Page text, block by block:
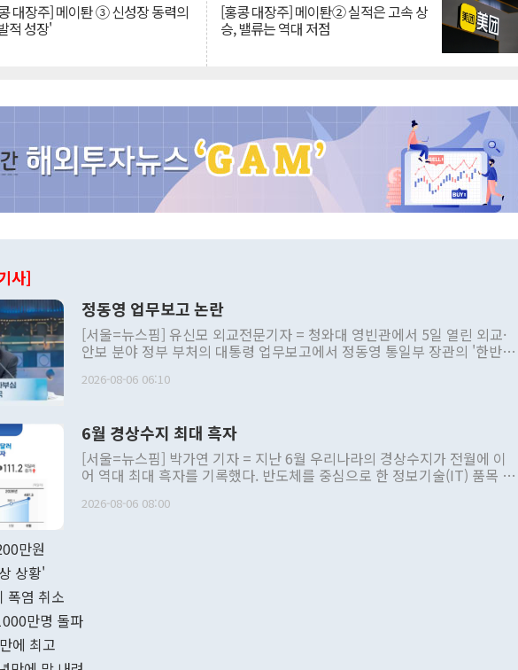
대장주] 메이퇀 ③ 신성장 동력의
적 성장'
[홍콩 대장주] 메이퇀② 실적은 고속 상
승, 밸류는 역대 저점
사]
정동영 업무보고 논란
[서울=뉴스핌] 유신모 외교전문기자 = 청와대 영빈관에서 5일 열린 외교·
안보 분야 정부 부처의 대통령 업무보고에서 정동영 통일부 장관의 '한반도
발언 중에는 정부 내 조율을 거치지 않은 사안을 정책으로 추진하겠다고 공
주의적 희망에 근거한 비현실적 구상'이라는 비판을 내놨다. 그동안 정 장
관의 대북 정책 관련 발언이 물의를 빚은 적은 여러 번 있지만 대통령과 유
관 부처 장관이 공개적으로 부정적 입장을 표명한 것은 이례적이다. 정 장
관의 무리한 대북 접근법과 월권을 제어해야 한다는 목소리도 높아지고 있
다. [정동영 통일부 장관이 지난달 23일 오후 서울 종로구 정부서울청사에
무너졌다고도 했다. 또 "현 시점에서 흘러간 선(先)비핵화만 되뇌는 것은
2026-08-06 06:10
6월 경상수지 최대 흑자
[서울=뉴스핌] 박가연 기자 = 지난 6월 우리나라의 경상수지가 전월에 이
어 역대 최대 흑자를 기록했다. 반도체를 중심으로 한 정보기술(IT) 품목 수
료=한국은행] 한국은행이 6일 발표한 '2026년 6월 국제수지(잠정)'에 따르
며 월간 기준 처음으로 1000억달러를 넘어섰다. 상품수입은 644억8000만
196.9% 급증했고 컴퓨터·주변기기(SSD)는 282.7% 증가했다. IT 품목
2026-08-06 08:00
만원
상황'
폭염 취소
만명 돌파
에 최고